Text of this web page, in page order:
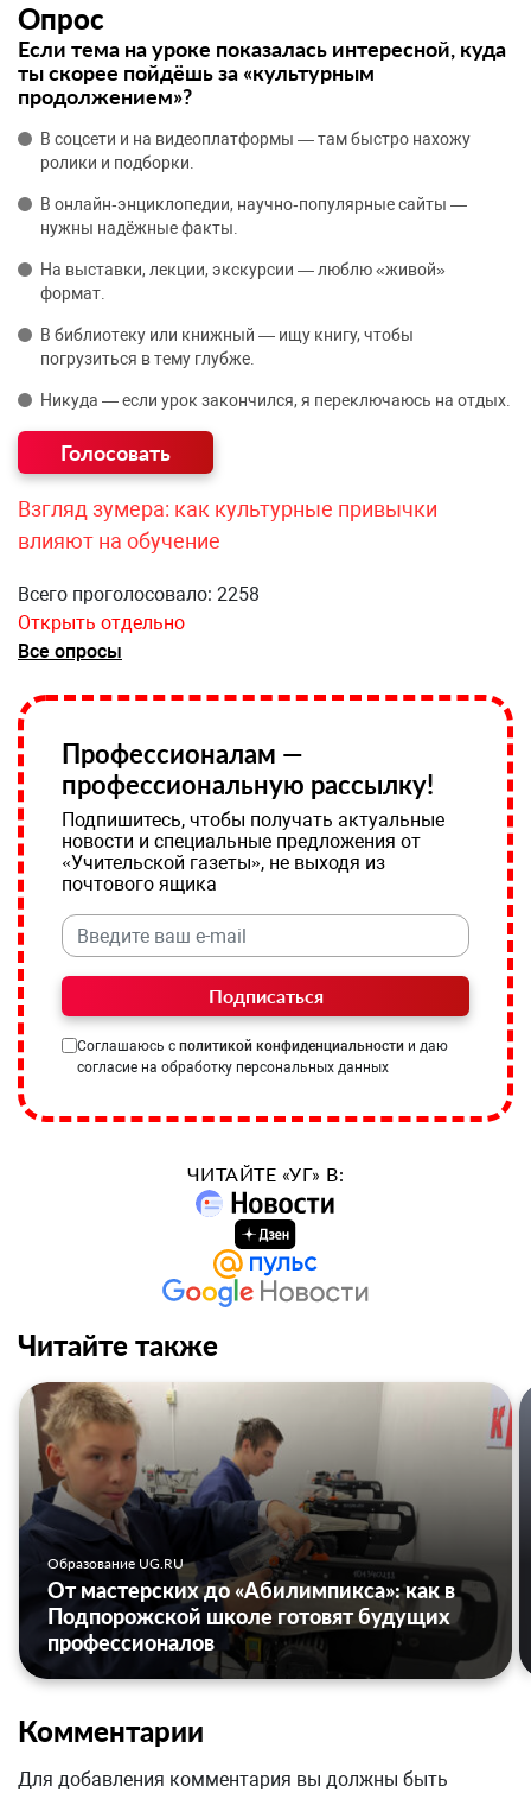
Опрос
Если тема на уроке показалась интересной, куда
ты скорее пойдёшь за «культурным
продолжением»?
В соцсети и на видеоплатформы — там быстро нахожу
ролики и подборки.
В онлайн‑энциклопедии, научно‑популярные сайты —
нужны надёжные факты.
На выставки, лекции, экскурсии — люблю «живой»
формат.
В библиотеку или книжный — ищу книгу, чтобы
погрузиться в тему глубже.
Никуда — если урок закончился, я переключаюсь на отдых.
Взгляд зумера: как культурные привычки
влияют на обучение
Всего проголосовало: 2258
Открыть отдельно
Все опросы
Профессионалам —
профессиональную рассылку!
Подпишитесь, чтобы получать актуальные
новости и специальные предложения от
«Учительской газеты», не выходя из
почтового ящика
Подписаться
Соглашаюсь с политикой конфиденциальности и даю
согласие на обработку персональных данных
ЧИТАЙТЕ «УГ» В:
Читайте также
Образование UG.RU
От мастерских до «Абилимпикса»: как в
Подпорожской школе готовят будущих
профессионалов
Комментарии
Для добавления комментария вы должны быть